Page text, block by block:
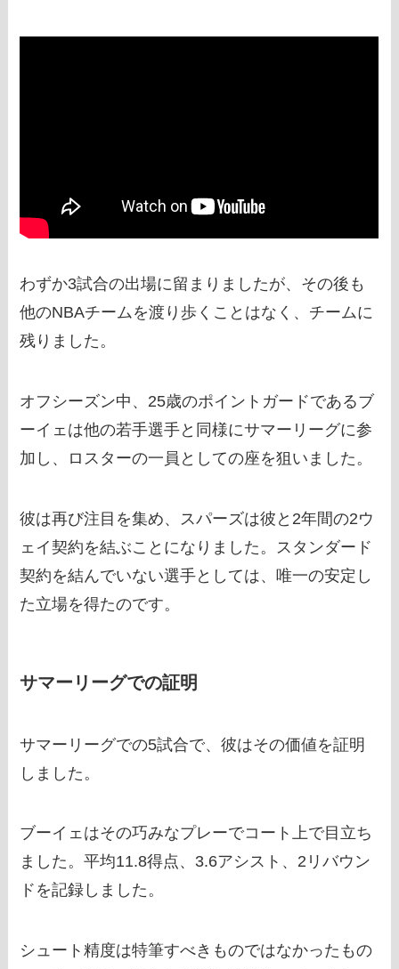
わずか3試合の出場に留まりましたが、その後も
他のNBAチームを渡り歩くことはなく、チームに
残りました。
オフシーズン中、25歳のポイントガードであるブ
ーイェは他の若手選手と同様にサマーリーグに参
加し、ロスターの一員としての座を狙いました。
彼は再び注目を集め、スパーズは彼と2年間の2ウ
ェイ契約を結ぶことになりました。スタンダード
契約を結んでいない選手としては、唯一の安定し
た立場を得たのです。
サマーリーグでの証明
サマーリーグでの5試合で、彼はその価値を証明
しました。
ブーイェはその巧みなプレーでコート上で目立ち
ました。平均11.8得点、3.6アシスト、2リバウン
ドを記録しました。
シュート精度は特筆すべきものではなかったもの